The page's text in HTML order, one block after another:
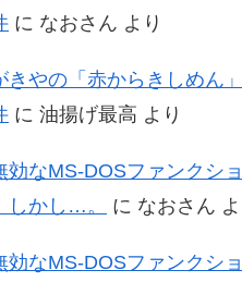
に なおさん より
きやの「赤からきしめん
に 油揚げ最高 より
効なMS-DOSファンクシ
しかし…。
に なおさん
効なMS-DOSファンクシ